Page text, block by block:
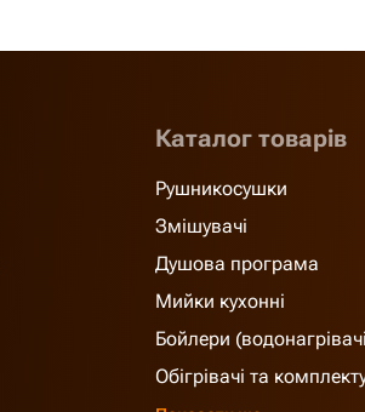
Каталог товарів
Рушникосушки
Змішувачі
Душова програма
Мийки кухонні
Бойлери
Обігрівачі та